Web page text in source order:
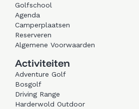
Golfschool
Agenda
Camperplaatsen
Reserveren
Algemene Voorwaarden
Activiteiten
Adventure Golf
Bosgolf
Driving Range
Harderwold Outdoor